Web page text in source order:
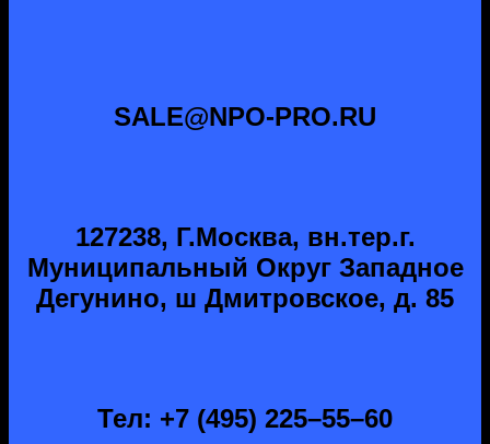
SALE@NPO-PRO.RU
127238, Г.Москва, вн.тер.г.
Муниципальный Округ Западное
Дегунино, ш Дмитровское, д. 85
Тел: +7 (495) 225–55–60